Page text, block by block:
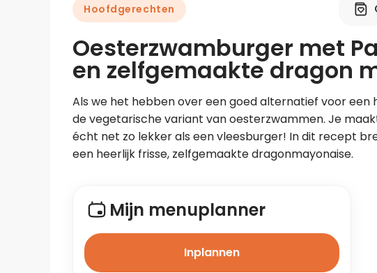
Hoofdgerechten
Oesterzwamburger met
en zelfgemaakte dragon
Als we het hebben over een goed alternatief voor een
de vegetarische variant van oesterzwammen. Je
écht net zo lekker als een vleesburger! In dit recept
een heerlijk frisse, zelfgemaakte dragonmayonaise.
Mijn menuplanner
Inplannen